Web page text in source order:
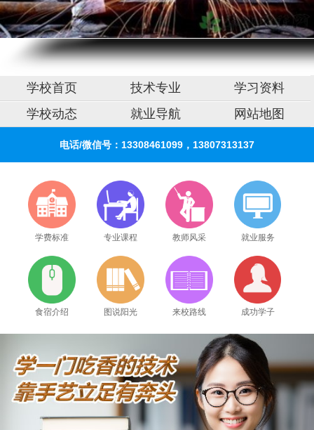
学校首页 技术专业
学习资料
学校动态
就业导航 网站地图
电话/微信号：13308461099，13807313137
学费标准 专业课程 教师风采 就业服务
食宿介绍 图说阳光 来校路线 成功学子